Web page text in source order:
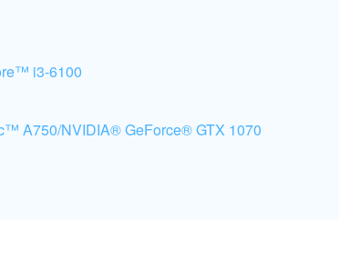
i3-6100
A750/NVIDIA® GeForce® GTX 1070